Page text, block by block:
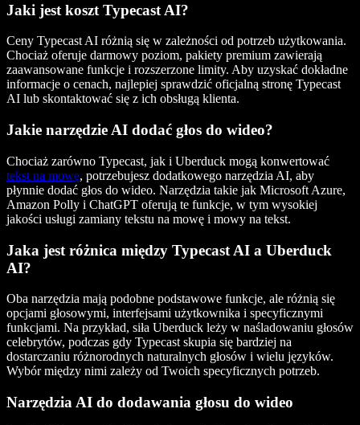
Jaki jest koszt Typecast AI?
Ceny Typecast AI różnią się w zależności od potrzeb użytkowania.
Chociaż oferuje darmowy poziom, pakiety premium zawierają
zaawansowane funkcje i rozszerzone limity. Aby uzyskać dokładne
informacje o cenach, najlepiej sprawdzić oficjalną stronę Typecast
AI lub skontaktować się z ich obsługą klienta.
Jakie narzędzie AI dodać głos do wideo?
Chociaż zarówno Typecast, jak i Uberduck mogą konwertować
tekst na mowę, potrzebujesz dodatkowego narzędzia AI, aby
płynnie dodać głos do wideo. Narzędzia takie jak Microsoft Azure,
Amazon Polly i ChatGPT oferują te funkcje, w tym wysokiej
jakości usługi zamiany tekstu na mowę i mowy na tekst.
Jaka jest różnica między Typecast AI a Uberduck
AI?
Oba narzędzia mają podobne podstawowe funkcje, ale różnią się
opcjami głosowymi, interfejsami użytkownika i specyficznymi
funkcjami. Na przykład, siła Uberduck leży w naśladowaniu głosów
celebrytów, podczas gdy Typecast skupia się bardziej na
dostarczaniu różnorodnych naturalnych głosów i wielu języków.
Wybór między nimi zależy od Twoich specyficznych potrzeb.
Narzędzia AI do dodawania głosu do wideo